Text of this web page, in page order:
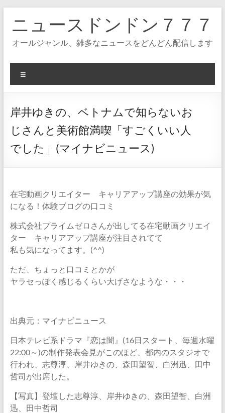
へ
ニュースドンドン７７７
オールジャンル、雑多なニュースをどんどん配信します
ニ
ー
岸井ゆきの、ベトナムで知らないお
じさんと美術館満喫「すごくいい人
でした」(マイナビニュース)
在宅動画クリエイター キャリアアップ講座の効果が気
になる！体験ブログの口コミ
株式会社プライムゼロさんが出してる在宅動画クリエイ
ター キャリアアップ講座が注目されてて
私も気になってます。(^^)ゞ
ただ、ちょっと口コミとかが
ヤラセっぽく感じるくらい大げさなような・・・
出典元：マイナビニュース
日本テレビ系ドラマ『恋は闇』(16日スタート、毎週水曜
22:00～)の制作発表会見がこのほど、都内のスタジオで
行われ、志尊淳、岸井ゆきの、森田望智、白洲迅、田中
哲司が出席した。
【写真】登壇した志尊淳、岸井ゆきの、森田望智、白洲
迅、田中哲司